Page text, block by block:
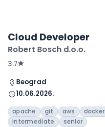
Cloud Developer
Robert Bosch d.o.o.
3.7
Beograd
10.06.2026.
apache git aws docker
intermediate
senior